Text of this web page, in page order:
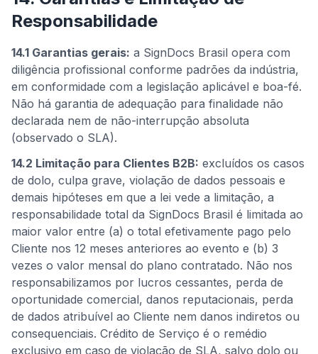
Responsabilidade
14.1 Garantias gerais: a SignDocs Brasil opera com
diligência profissional conforme padrões da indústria,
em conformidade com a legislação aplicável e boa-fé.
Não há garantia de adequação para finalidade não
declarada nem de não-interrupção absoluta
(observado o SLA).
14.2 Limitação para Clientes B2B: excluídos os casos
de dolo, culpa grave, violação de dados pessoais e
demais hipóteses em que a lei vede a limitação, a
responsabilidade total da SignDocs Brasil é limitada ao
maior valor entre (a) o total efetivamente pago pelo
Cliente nos 12 meses anteriores ao evento e (b) 3
vezes o valor mensal do plano contratado. Não nos
responsabilizamos por lucros cessantes, perda de
oportunidade comercial, danos reputacionais, perda
de dados atribuível ao Cliente nem danos indiretos ou
consequenciais. Crédito de Serviço é o remédio
exclusivo em caso de violação de SLA, salvo dolo ou